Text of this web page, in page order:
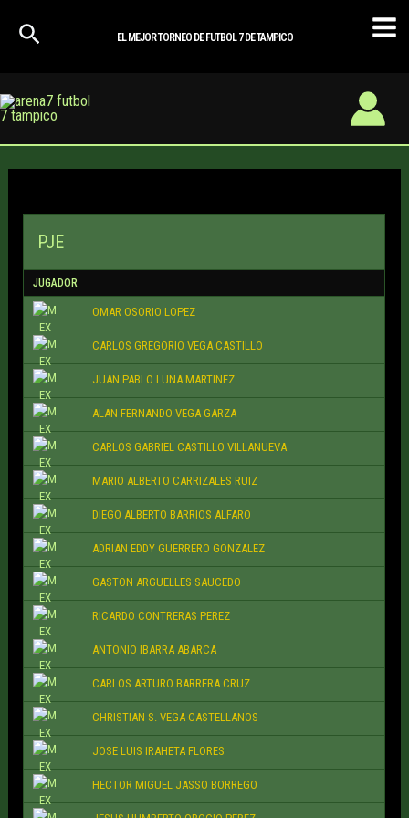
EL MEJOR TORNEO DE FUTBOL 7 DE TAMPICO
PJE
JUGADOR
OMAR OSORIO LOPEZ
CARLOS GREGORIO VEGA CASTILLO
JUAN PABLO LUNA MARTINEZ
ALAN FERNANDO VEGA GARZA
CARLOS GABRIEL CASTILLO VILLANUEVA
MARIO ALBERTO CARRIZALES RUIZ
DIEGO ALBERTO BARRIOS ALFARO
ADRIAN EDDY GUERRERO GONZALEZ
GASTON ARGUELLES SAUCEDO
RICARDO CONTRERAS PEREZ
ANTONIO IBARRA ABARCA
CARLOS ARTURO BARRERA CRUZ
CHRISTIAN S. VEGA CASTELLANOS
JOSE LUIS IRAHETA FLORES
HECTOR MIGUEL JASSO BORREGO